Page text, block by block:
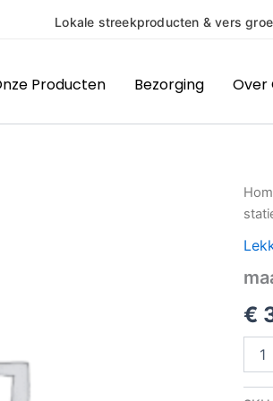
Producten Bezorging Over
€
vanille
incl.